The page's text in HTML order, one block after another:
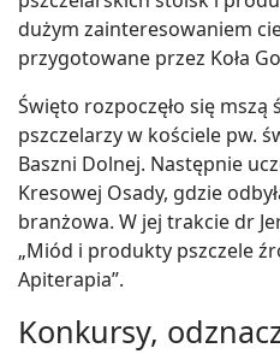
dużym zainteresowaniem
przygotowane przez Koła
Święto rozpoczęło się mszą
pszczelarzy w kościele pw.
Baszni Dolnej. Następnie
Kresowej Osady, gdzie
branżowa. W jej trakcie dr
„Miód i produkty pszczele
Apiterapia”.
Konkursy,